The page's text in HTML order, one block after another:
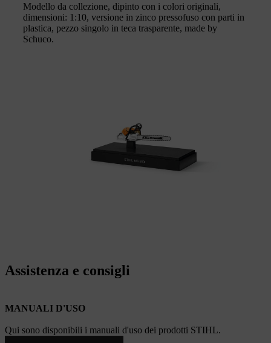
Modello da collezione, dipinto con i colori originali,
dimensioni: 1:10, versione in zinco pressofuso con parti in
plastica, pezzo singolo in teca trasparente, made by
Schuco.
Assistenza e consigli
MANUALI D'USO
Qui sono disponibili i manuali d'uso dei prodotti STIHL.